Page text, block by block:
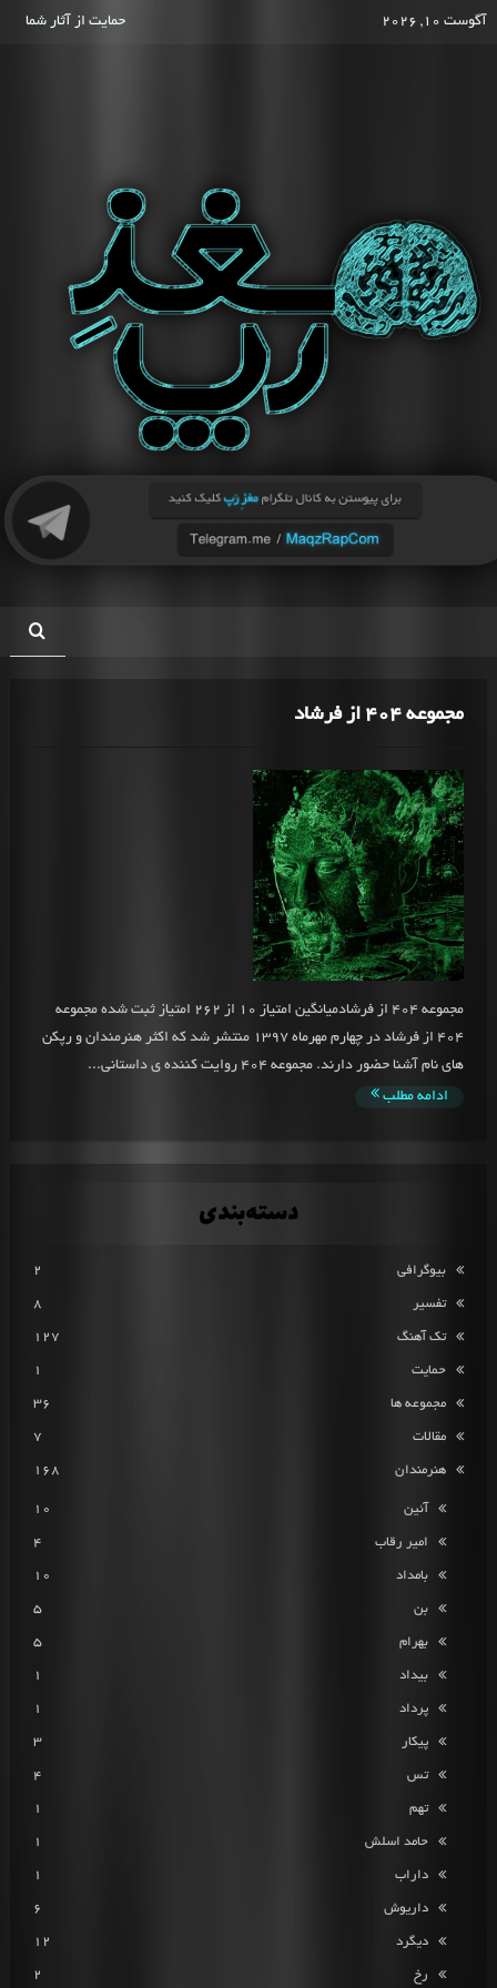
آگوست 10, 2026 حمایت از آثار شما
مجموعه 404 از فرشاد
مجموعه 404 از فرشادمیانگین امتیاز 10 از 262 امتیاز ثبت شده مجموعه
404 از فرشاد در چهارم مهرماه 1397 منتشر شد که اکثر هنرمندان و رپکن
های نام آشنا حضور دارند. مجموعه 404 روایت کننده ی داستانی...
ادامه مطلب
دسته‌بندی
بیوگرافی 2
تفسیر 8
تک آهنگ 127
حمایت 1
مجموعه ها 36
مقالات 7
هنرمندان 168
آئین 10
امیر رقاب 4
بامداد 10
بن 5
بهرام 5
بیداد 1
پرداد 1
پیکار 3
تس 4
تهم 1
حامد اسلش 1
داراب 1
داریوش 6
دیگرد 12
رخ 2